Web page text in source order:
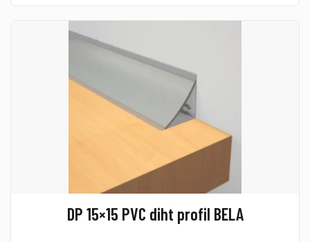
DP 15×15 PVC diht profil BELA